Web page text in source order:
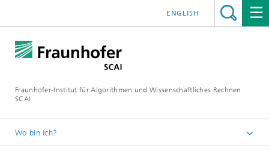
Fraunhofer-Institut für Algorithmen und Wissenschaftliches Rechnen
SCAI
ENGLISH
Wo bin ich?